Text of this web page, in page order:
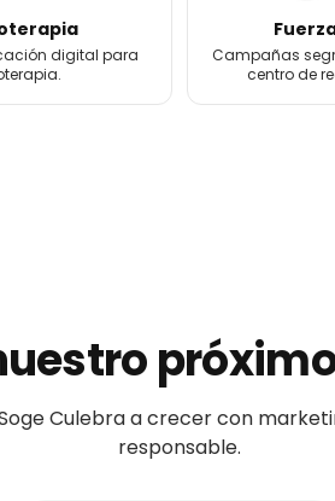
digital para
Campañas
centro de
Culebraa crecer con
responsable.